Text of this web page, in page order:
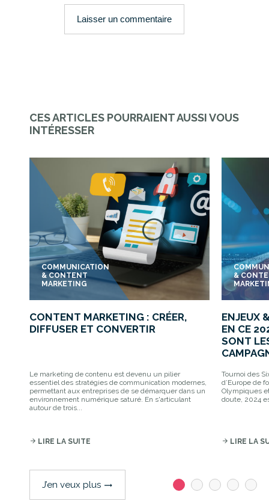
CES ARTICLES POURRAIENT AUSSI VOUS
INTÉRESSER
COMMUNICATION
& CONTENT
MARKETING
CONTENT MARKETING : CRÉER,
DIFFUSER ET CONVERTIR
Le marketing de contenu est devenu un pilier
essentiel des stratégies de communication modernes,
permettant aux entreprises de se démarquer dans un
environnement numérique saturé. En s'articulant
autour de trois...
arrow_forward LIRE LA SUITE
&
ENJEUX
EN CE
SONT
Tournoi des
d’Europe de
Olympiques
doute, 2024
arrow_forward LIRE LA
J’en veux plus trending_flat